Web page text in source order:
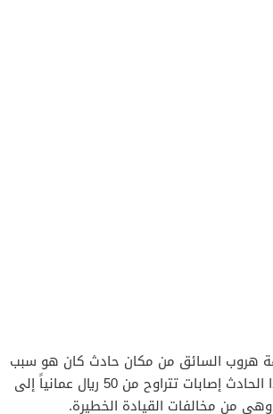
هروب السائق من مكان حادث كان هو سبب
فيه وسبب هذا الحادث إصابات تتراوح من 50 ريال عمانياً إلى